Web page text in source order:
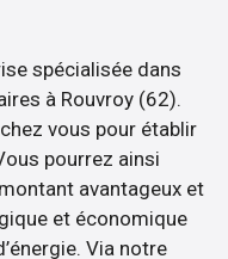
spécialisée dans
à Rouvroy (62).
vous pour établir
pourrez ainsi
avantageux et
et économique
Via notre